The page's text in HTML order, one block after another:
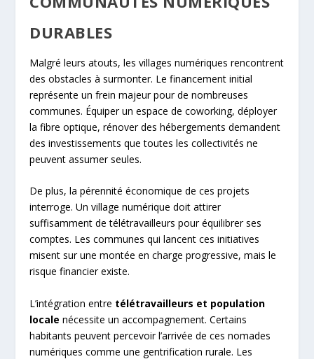
DURABLES
Malgré leurs atouts, les villages numériques rencontrent
des obstacles à surmonter. Le financement initial
représente un frein majeur pour de nombreuses
communes. Équiper un espace de coworking, déployer
la fibre optique, rénover des hébergements demandent
des investissements que toutes les collectivités ne
peuvent assumer seules.
De plus, la pérennité économique de ces projets
interroge. Un village numérique doit attirer
suffisamment de télétravailleurs pour équilibrer ses
comptes. Les communes qui lancent ces initiatives
misent sur une montée en charge progressive, mais le
risque financier existe.
L’intégration entre télétravailleurs et population
locale nécessite un accompagnement. Certains
habitants peuvent percevoir l’arrivée de ces nomades
numériques comme une gentrification rurale. Les